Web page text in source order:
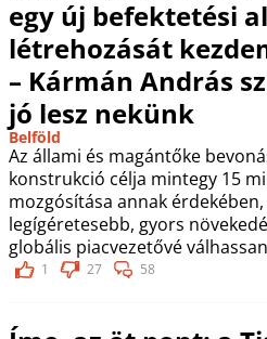
egy új befektetési
létrehozását
– Kármán András
jó lesz nekünk
Belföld
Az állami és magántőke
konstrukció célja mintegy 15
mozgósítása annak
legígéretesebb, gyors
globális piacvezetővé
1 27 58